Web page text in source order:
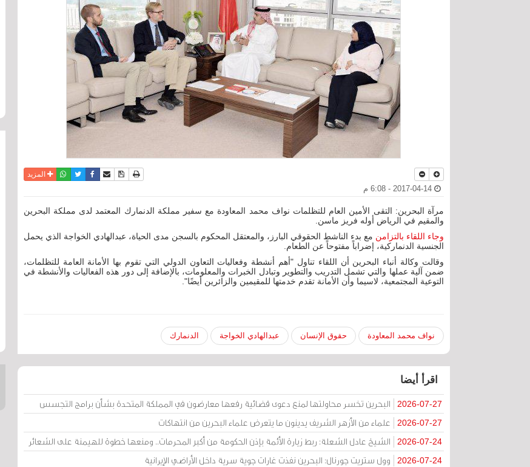
نسخة للطباعة
حفظ الموضوع
أرسل الى صديق
فيسبوكتويترواتسابالمزيد
مرآة البحرين: التقى الأمين العام للتظلمات نواف محمد المعاودة مع سفير مملكة الدنمارك المعتمد لدى مملكة البحرين
والمقيم في الرياض أوله فريز ماسن.
وجاء اللقاء بالتزامن مع بدء الناشط الحقوقي البارز، والمعتقل المحكوم بالسجن مدى الحياة، عبدالهادي الخواجة الذي يحمل
الجنسية الدنماركية، إضراباً مفتوحاً عن الطعام.
وقالت وكالة أنباء البحرين أن اللقاء تناول "أهم أنشطة وفعاليات التعاون الدولي التي تقوم بها الأمانة العامة للتظلمات،
ضمن آلية عملها والتي تشمل التدريب والتطوير وتبادل الخبرات والمعلومات، بالإضافة إلى دور هذه الفعاليات والأنشطة في
التوعية المجتمعية، لاسيما وأن الأمانة تقدم خدمتها للمقيمين والزائرين أيضًا".
نواف محمد المعاودة حقوق الإنسان عبدالهادي الخواجة الدنمارك
اقرأ أيضا
2026-07-27 البحرين تخسر محاولتها لمنع دعوى قضائية رفعها معارضون في المملكة المتحدة بشأن برامج التجسس
2026-07-27 علماء من الأزهر الشريف يدينون ما يتعرض علماء البحرين من انتهاكات
2026-07-24 الشيخ عادل الشعلة: ربط زيارة الأئمة بإذن الحكومة من أكبر المحرمات.. ومنعها خطوة للهيمنة على الشعائر
2026-07-24 وول ستريت جورنال: البحرين نفذت غارات جوية سرية داخل الأراضي الإيرانية